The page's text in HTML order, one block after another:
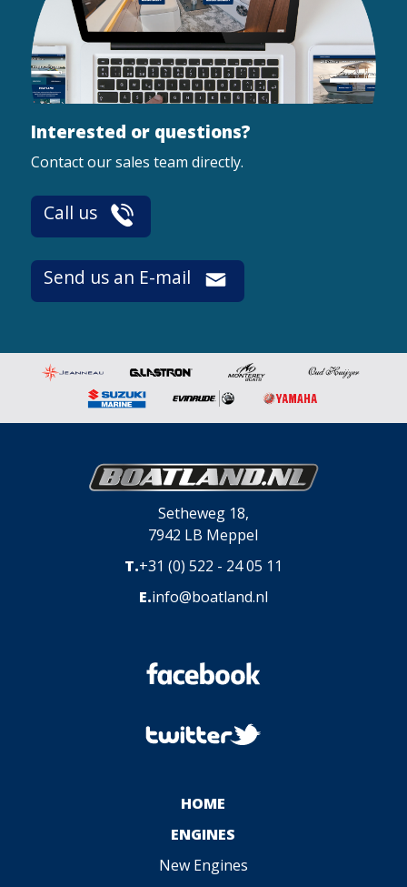
Interested or questions?
Contact our sales team directly.
Call us
Send us an E-mail
Setheweg 18,
7942 LB Meppel
T.+31 (0) 522 - 24 05 11
E.info@boatland.nl
HOME
ENGINES
New Engines